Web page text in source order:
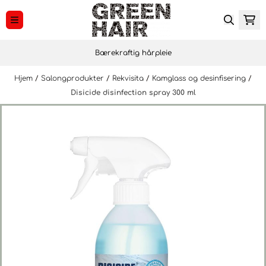
Hopp til innhold
Bærekraftig hårpleie
Hjem / Salongprodukter / Rekvisita / Kamglass og desinfisering /
Disicide disinfection spray 300 ml